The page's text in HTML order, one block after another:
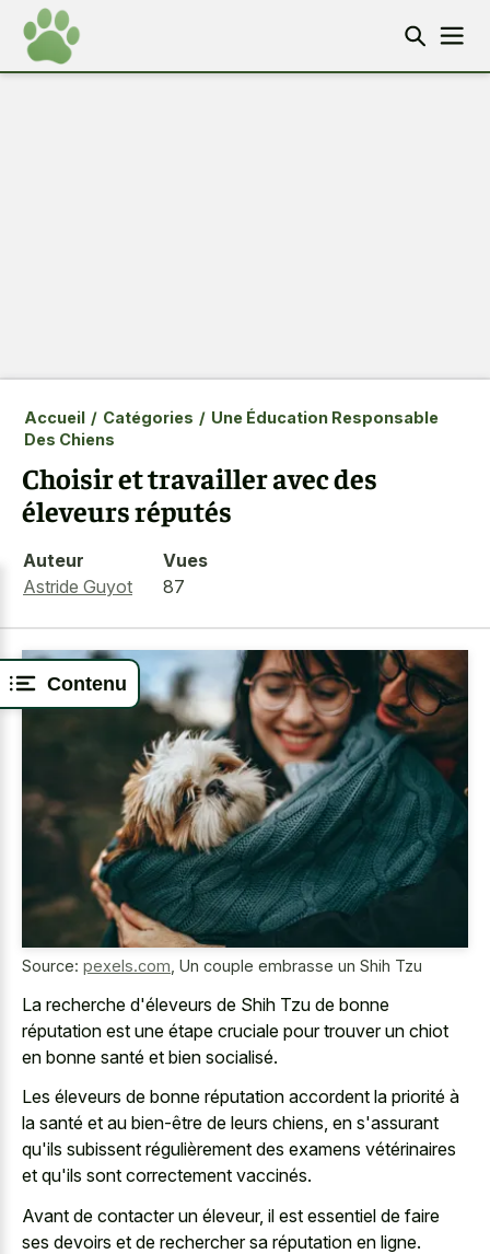
Contenu
Accueil / Catégories / Une Éducation Responsable
Des Chiens
Choisir et travailler avec des
éleveurs réputés
Auteur
Astride Guyot
Vues
87
Source: pexels.com Un couple embrasse un Shih Tzu
La recherche d'éleveurs de Shih Tzu de bonne
réputation est une étape cruciale pour trouver un chiot
en bonne santé et bien socialisé.
Les éleveurs de bonne réputation accordent la priorité à
la santé et au bien-être de leurs chiens, en s'assurant
qu'ils subissent régulièrement des examens vétérinaires
et qu'ils sont correctement vaccinés.
Avant de contacter un éleveur, il est essentiel de faire
ses devoirs et de rechercher sa réputation en ligne.